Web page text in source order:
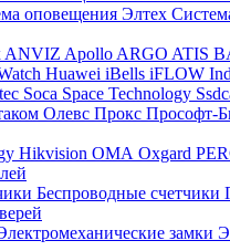
оповещения Элтех
ANVIZ Apollo ARGO ATIS
Huawei iBells iFLOW
Soca Space Technology
Олевс Прокс Прософт-
Hikvision ОМА Oxgard
Беспроводные счетчики
замки